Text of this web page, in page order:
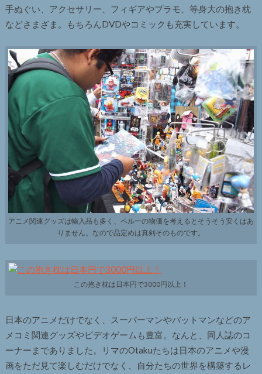
手ぬぐい、アクセサリー、フィギアやプラモ、等身大の抱き枕
などさまざま。もちろんDVDやコミックも充実しています。
アニメ関連グッズは輸入品も多く、ペルーの物価を考えるとそうそう安くはあ
りません。なので品定めは真剣そのものです。
この抱き枕は日本円で3000円以上！
日本のアニメだけでなく、スーパーマンやバットマンなどのア
メコミ関連グッズやビデオゲームも豊富。なんと、同人誌のコ
ーナーまでありました。リマのOtakuたちは日本のアニメや漫
画をただ見て楽しむだけでなく、自分たちの世界を構築するレ